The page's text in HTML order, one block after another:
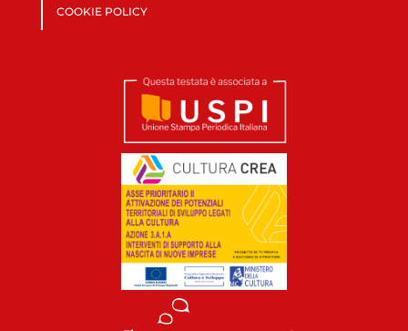
COOKIE POLICY